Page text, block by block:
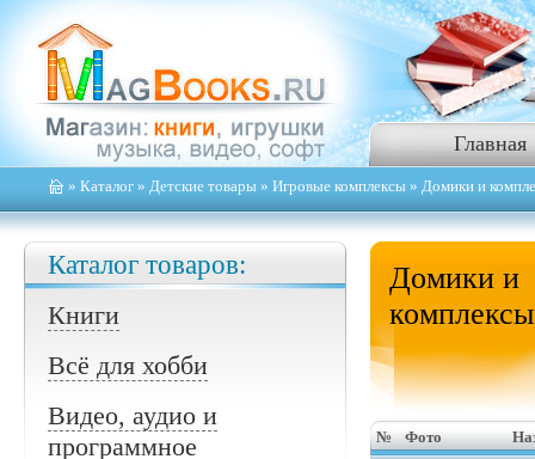
Главная
» Каталог » Детские товары » Игровые комплексы » Домики и
Каталог товаров:
Книги
Всё для хобби
Видео, аудио и
программное
Домики и
комплексы
№ Фото